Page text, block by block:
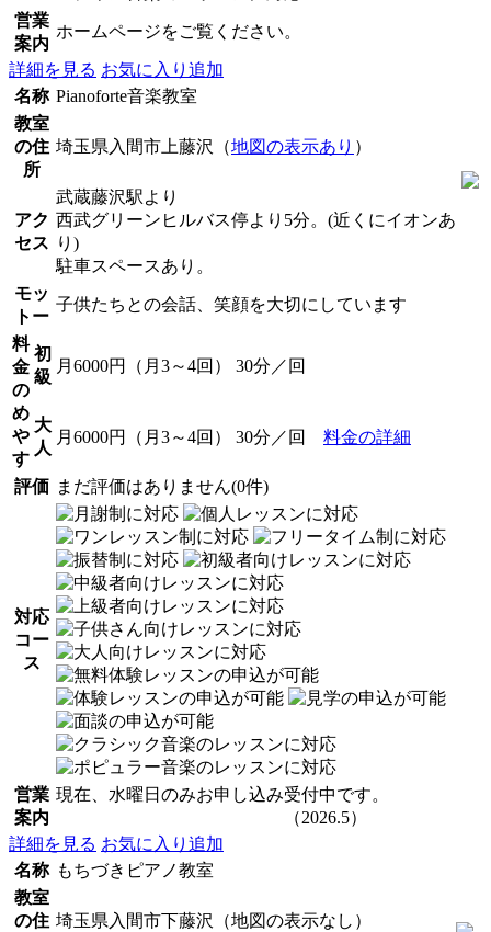
営業
案内
ホームページをご覧ください。
詳細を見る お気に入り追加
名称 Pianoforte音楽教室
教室
の住
所
埼玉県入間市上藤沢（地図の表示あり ）
アク
セス
武蔵藤沢駅より
西武グリーンヒルバス停より5分。(近くにイオンあ
り)
駐車スペースあり。
モッ
トー
子供たちとの会話、笑顔を大切にしています
料
金
の
め
や
す
初
級
月6000円（月3～4回） 30分／回
大
人
月6000円（月3～4回） 30分／回 料金の詳細
評価 まだ評価はありません(0件)
対応
コー
ス
営業
案内
現在、水曜日のみお申し込み受付中です。
（2026.5）
詳細を見る お気に入り追加
名称 もちづきピアノ教室
教室
の住 埼玉県入間市下藤沢（地図の表示なし）